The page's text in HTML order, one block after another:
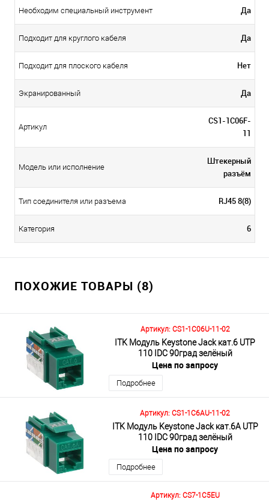
Необходим специальный инструмент Да
Подходит для круглого кабеля Да
Подходит для плоского кабеля Нет
Экранированный Да
Артикул
CS1-1C06F-
11
Модель или исполнение
Штекерный
разъём
Тип соединителя или разъема RJ45 8(8)
Категория 6
ПОХОЖИЕ ТОВАРЫ (8)
Артикул: CS1-1C06U-11-02
ITK Модуль Keystone Jack кат.6 UTP
110 IDC 90град зелёный
Цена по запросу
Подробнее
Артикул: CS1-1C6AU-11-02
ITK Модуль Keystone Jack кат.6A UTP
110 IDC 90град зелёный
Цена по запросу
Подробнее
Артикул: CS7-1C5EU